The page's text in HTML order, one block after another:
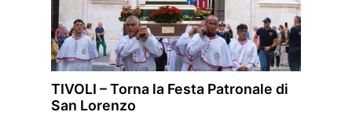
TIVOLI – Torna la Festa Patronale di
San Lorenzo